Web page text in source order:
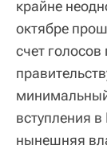
крайне
октябре
счет
вступления
нынешняя